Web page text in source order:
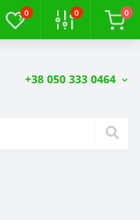
0 0 0
+38 050 333 0464